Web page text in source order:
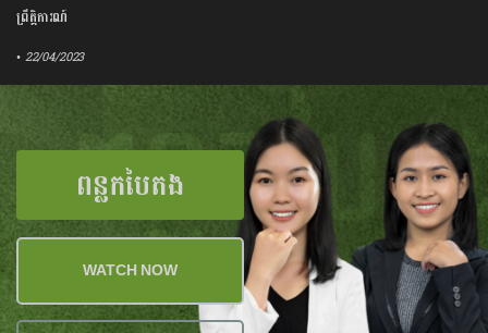
ព្រឹត្តិការណ៍
• 22/04/2023
ពន្លកបៃតង
WATCH NOW